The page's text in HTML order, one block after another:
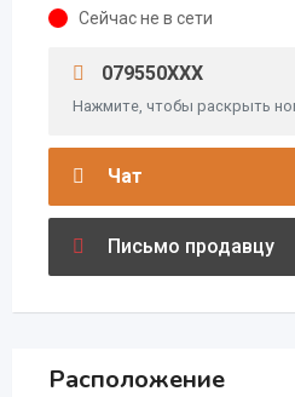
Сейчас не в сети
079550XXX
Нажмите, чтобы раскрыть
Чат
Письмо продавцу
Расположение